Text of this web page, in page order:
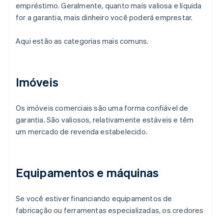
empréstimo. Geralmente, quanto mais valiosa e líquida
for a garantia, mais dinheiro você poderá emprestar.
Aqui estão as categorias mais comuns.
Imóveis
Os imóveis comerciais são uma forma confiável de
garantia. São valiosos, relativamente estáveis e têm
um mercado de revenda estabelecido.
Equipamentos e máquinas
Se você estiver financiando equipamentos de
fabricação ou ferramentas especializadas, os credores